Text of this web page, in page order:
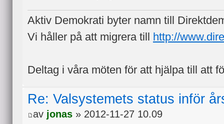
Aktiv Demokrati byter namn till
Vi håller på att migrera till http://
Deltag i våra möten för att hjälpa till att
Re: Valsystemets status inför
av jonas » 2012-11-27 10.09